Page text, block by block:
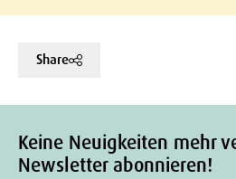
Share
Keine Neuigkeiten mehr
Newsletter abonnieren!